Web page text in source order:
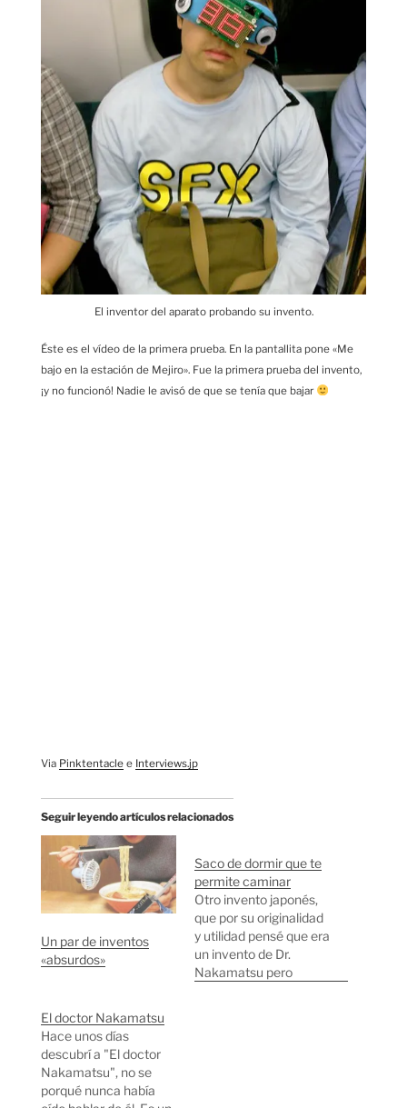
El inventor del aparato probando su invento.
Éste es el vídeo de la primera prueba. En la pantallita pone «Me
bajo en la estación de Mejiro». Fue la primera prueba del invento,
¡y no funcionó! Nadie le avisó de que se tenía que bajar
Via Pinktentacle e Interviews.jp
Seguir leyendo artículos relacionados
Un par de inventos
«absurdos»
Saco de dormir que te
permite caminar
Otro invento japonés,
que por su originalidad
y utilidad pensé que era
un invento de Dr.
Nakamatsu pero
El doctor Nakamatsu
Hace unos días
descubrí a "El doctor
Nakamatsu", no se
porqué nunca había